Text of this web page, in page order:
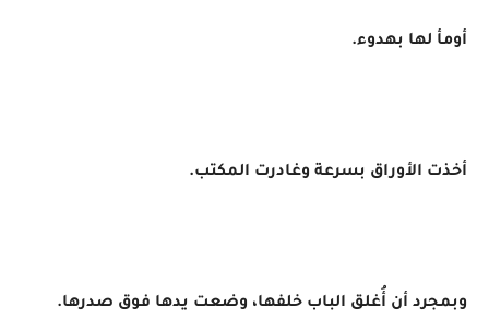
أومأ لها بهدوء.
أخذت الأوراق بسرعة وغادرت المكتب.
وبمجرد أن أُغلق الباب خلفها، وضعت يدها فوق صدرها.